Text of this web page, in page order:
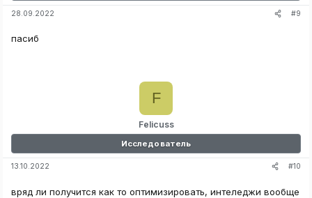
28.09.2022 #9
пасиб
Felicuss
F
Исследователь
13.10.2022 #10
вряд ли получится как то оптимизировать, интеледжи вообще